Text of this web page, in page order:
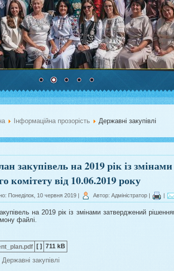
Інформаційна прозорість Державні закупівлі
закупівель на 2019 рік із
комітету від 10.06.2019 року
Понеділок, 10 червня 2019 | Автор: Адміністратор | |
на 2019 рік із змінами затверджений
файлі.
[ ] 711 kB
Державні закупівлі